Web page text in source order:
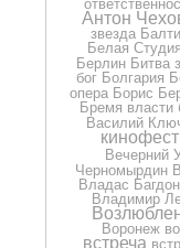
Антон
звезда
Белая Студия
Берлин Битва
бог Болгария
опера Борис
Бремя власти
Василий
Вечерний
Черномырдин
Владас
Владимир
Воронеж
встреча